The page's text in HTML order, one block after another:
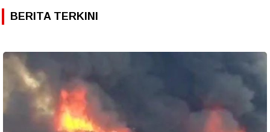
BERITA TERKINI